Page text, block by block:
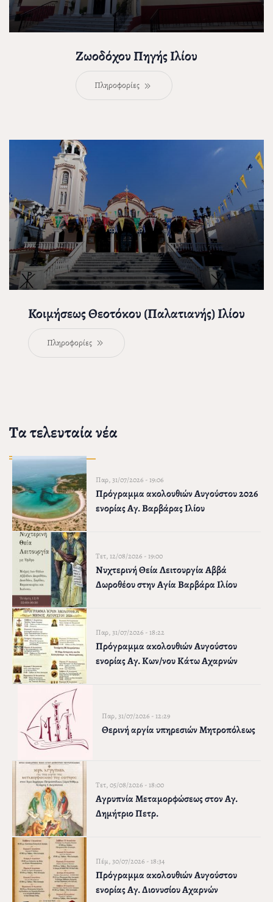
Ζωοδόχου Πηγής Ιλίου
Πληροφορίες
Κοιμήσεως Θεοτόκου (Παλατιανής) Ιλίου
Πληροφορίες
Τα τελευταία νέα
Παρ, 31/07/2026 - 19:06
Πρόγραμμα ακολουθιών Αυγούστου 2026
ενορίας Αγ. Βαρβάρας Ιλίου
Τετ, 12/08/2026 - 19:00
Νυχτερινή Θεία Λειτουργία Αββά
Δωροθέου στην Αγία Βαρβάρα Ιλίου
Παρ, 31/07/2026 - 18:22
Πρόγραμμα ακολουθιών Αυγούστου
ενορίας Αγ. Κων/νου Κάτω Αχαρνών
Παρ, 31/07/2026 - 12:29
Θερινή αργία υπηρεσιών Μητροπόλεως
Τετ, 05/08/2026 - 18:00
Αγρυπνία Μεταμορφώσεως στον Αγ.
Δημήτριο Πετρ.
Πέμ, 30/07/2026 - 18:34
Πρόγραμμα ακολουθιών Αυγούστου
ενορίας Αγ. Διονυσίου Αχαρνών